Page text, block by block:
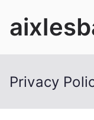
Privacy